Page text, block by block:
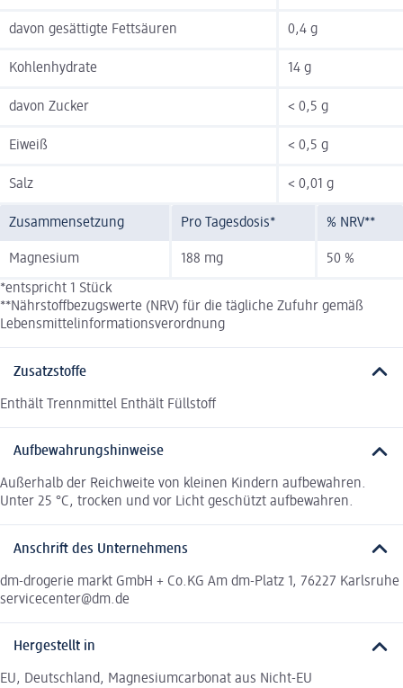
davon gesättigte Fettsäuren 0,4 g
Kohlenhydrate 14 g
davon Zucker < 0,5 g
Eiweiß < 0,5 g
Salz < 0,01 g
Zusammensetzung Pro Tagesdosis* % NRV**
Magnesium 188 mg 50 %
*entspricht 1 Stück
**Nährstoffbezugswerte (NRV) für die tägliche Zufuhr gemäß
Lebensmittelinformationsverordnung
Zusatzstoffe
Enthält Trennmittel Enthält Füllstoff
Aufbewahrungshinweise
Außerhalb der Reichweite von kleinen Kindern aufbewahren.
Unter 25 °C, trocken und vor Licht geschützt aufbewahren.
Anschrift des Unternehmens
dm-drogerie markt GmbH + Co.KG Am dm-Platz 1, 76227 Karlsruhe
servicecenter@dm.de
Hergestellt in
EU, Deutschland, Magnesiumcarbonat aus Nicht-EU